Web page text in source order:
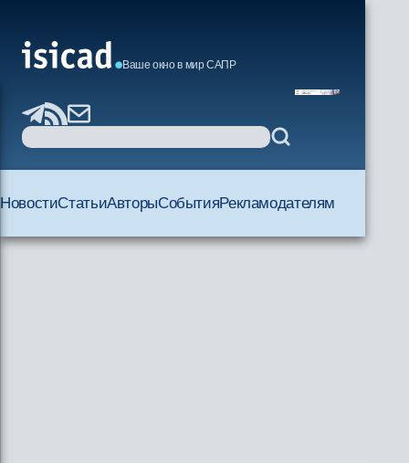
Ваше окно в мир САПР
НовостиСтатьиАвторыСобытияРекламодателям